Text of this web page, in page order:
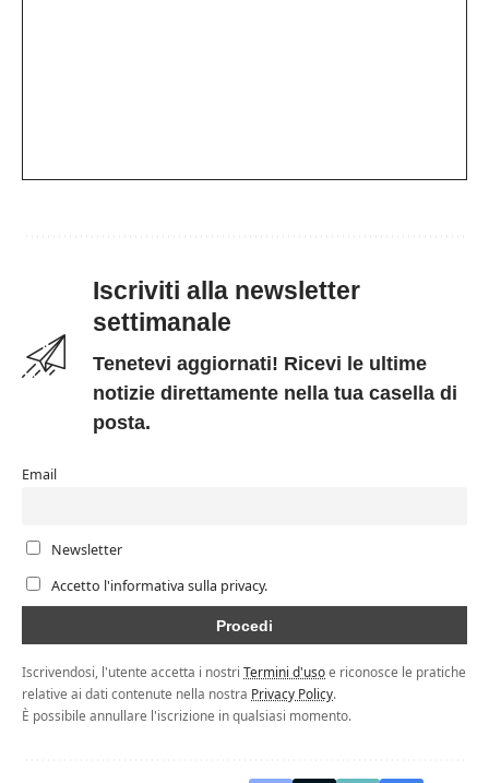
Iscriviti alla newsletter
settimanale
Tenetevi aggiornati! Ricevi le ultime
notizie direttamente nella tua casella di
posta.
Email
Newsletter
Accetto l'informativa sulla privacy.
Iscrivendosi, l'utente accetta i nostri Termini d'usoe riconosce le pratiche
relative ai dati contenute nella nostra Privacy Policy.
È possibile annullare l'iscrizione in qualsiasi momento.